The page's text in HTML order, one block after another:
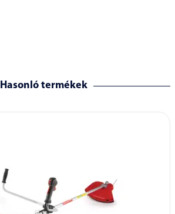
Hasonló termékek